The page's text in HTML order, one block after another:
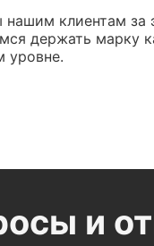
клиентам за
держать марку
уровне.
и